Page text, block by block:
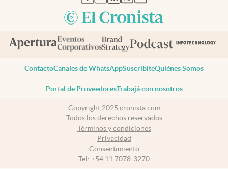
ContactoCanales de WhatsAppSuscribiteQuiénes Somos
Portal de ProveedoresTrabajá con nosotros
Copyright 2025 cronista.com
Todos los derechos reservados
Términos y condiciones
Privacidad
Consentimiento
Tel: +54 11 7078-3270